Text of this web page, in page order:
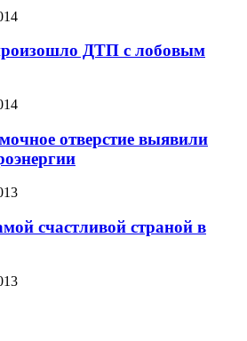
ДТП с лобовым
отверстие выявили
счастливой страной в